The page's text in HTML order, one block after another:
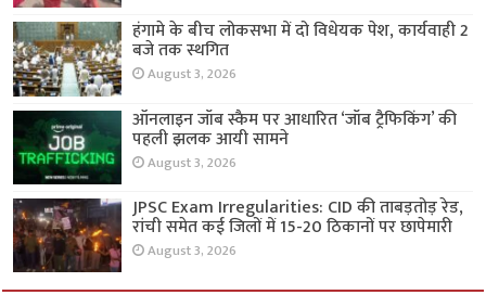
हंगामे के बीच लोकसभा में दो विधेयक पेश, कार्यवाही 2
बजे तक स्थगित
August 3, 2026
ऑनलाइन जॉब स्कैम पर आधारित ‘जॉब ट्रैफिकिंग’ की
पहली झलक आयी सामने
August 3, 2026
JPSC Exam Irregularities: CID की ताबड़तोड़ रेड,
रांची समेत कई जिलों में 15-20 ठिकानों पर छापेमारी
August 3, 2026